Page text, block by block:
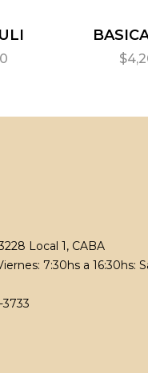
$
Local 1, CABA
7:30hs a 16:30hs:
3733